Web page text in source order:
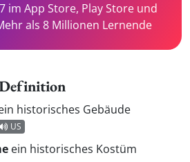
im App Store, Play Store und
als 8 Millionen Lernende
historisches Gebäude
US
ein historisches Kostüm